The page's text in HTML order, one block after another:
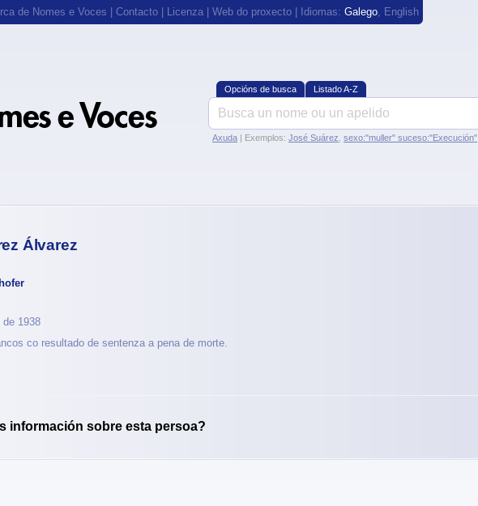
de Nomes e Voces Contacto Licenza Web do proxecto | Idiomas: Galego, English
Opcións de busca Listado A-Z
Axuda | Exemplos: José Suárez sexo:"muller" suceso:"Execución"
Álvarez
de 1938
co resultado de sentenza a pena de morte.
información sobre esta persoa?